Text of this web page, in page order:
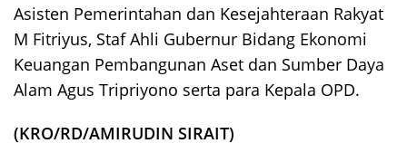
Asisten Pemerintahan dan Kesejahteraan Rakyat
M Fitriyus, Staf Ahli Gubernur Bidang Ekonomi
Keuangan Pembangunan Aset dan Sumber Daya
Alam Agus Tripriyono serta para Kepala OPD.
(KRO/RD/AMIRUDIN SIRAIT)